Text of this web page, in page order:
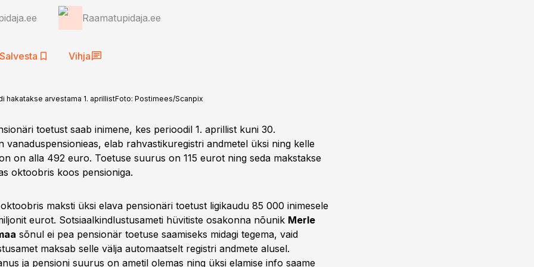
Raamatupidaja.ee
Salvesta Vihja
hakatakse arvestama 1. aprillistFoto: Postimees/Scanpix
toetust saab inimene, kes perioodil 1. aprillist kuni 30.
vanaduspensionieas, elab rahvastikuregistri andmetel üksi ning kelle
on alla 492 euro. Toetuse suurus on 115 eurot ning seda makstakse
oktoobris koos pensioniga.
maksti üksi elava pensionäri toetust ligikaudu 85 000 inimesele
eurot. Sotsiaalkindlustusameti hüvitiste osakonna nõunik Merle
sõnul ei pea pensionär toetuse saamiseks midagi tegema, vaid
maksab selle välja automaatselt registri andmete alusel.
ja pensioni suurus on ametil olemas ning üksi elamise info saame